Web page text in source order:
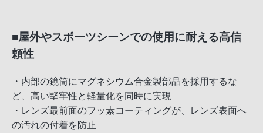
■屋外やスポーツシーンでの使用に耐える高信
頼性
・内部の鏡筒にマグネシウム合金製部品を採用するな
ど、高い堅牢性と軽量化を同時に実現
・レンズ最前面のフッ素コーティングが、レンズ表面へ
の汚れの付着を防止